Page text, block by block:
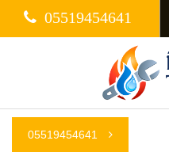
05519454641
05519454641